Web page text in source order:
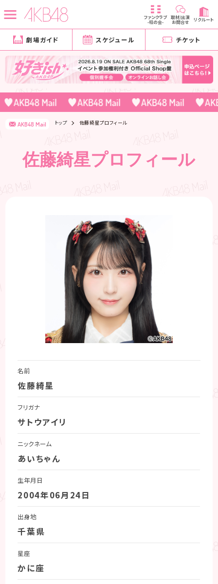
ファンクラブ
-柱の会-
取材/出演
お問合せ リクルート
劇場ガイド スケジュール チケット
AKB48 Mail トップ 佐藤綺星プロフィール
佐藤綺星プロフィール
名前
佐藤綺星
フリガナ
サトウアイリ
ニックネーム
あいちゃん
生年月日
2004年06月24日
出身地
千葉県
星座
かに座